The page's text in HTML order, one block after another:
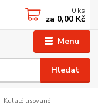
Menu
Hledat
0 ks
za 0,00 Kč
Kulaté lisované